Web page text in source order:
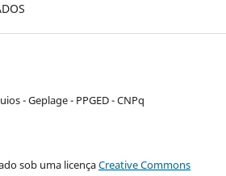
- Geplage - PPGED - CNPq
sob uma licençaCreative Commons